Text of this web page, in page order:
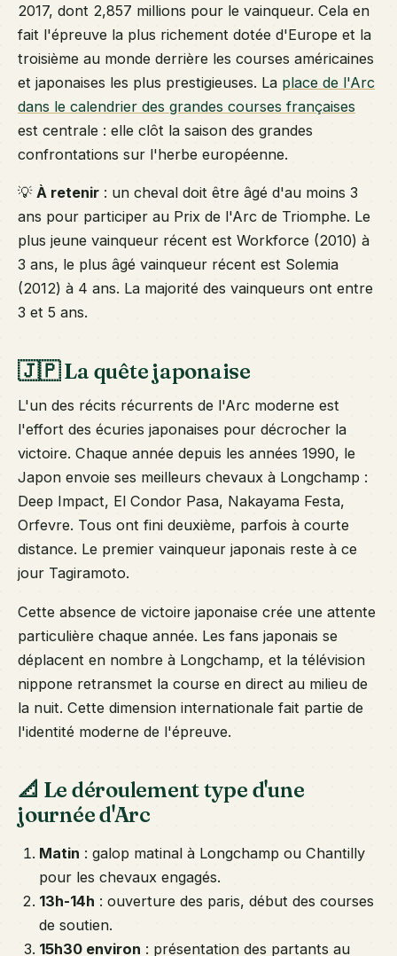
2017, dont 2,857 millions pour le vainqueur. Cela en
fait l'épreuve la plus richement dotée d'Europe et la
troisième au monde derrière les courses américaines
et japonaises les plus prestigieuses. La place de l'Arc
dans le calendrier des grandes courses françaises
est centrale : elle clôt la saison des grandes
confrontations sur l'herbe européenne.
💡 À retenir : un cheval doit être âgé d'au moins 3
ans pour participer au Prix de l'Arc de Triomphe. Le
plus jeune vainqueur récent est Workforce (2010) à
3 ans, le plus âgé vainqueur récent est Solemia
(2012) à 4 ans. La majorité des vainqueurs ont entre
3 et 5 ans.
🇯🇵 La quête japonaise
L'un des récits récurrents de l'Arc moderne est
l'effort des écuries japonaises pour décrocher la
victoire. Chaque année depuis les années 1990, le
Japon envoie ses meilleurs chevaux à Longchamp :
Deep Impact, El Condor Pasa, Nakayama Festa,
Orfevre. Tous ont fini deuxième, parfois à courte
distance. Le premier vainqueur japonais reste à ce
jour Tagiramoto.
Cette absence de victoire japonaise crée une attente
particulière chaque année. Les fans japonais se
déplacent en nombre à Longchamp, et la télévision
nippone retransmet la course en direct au milieu de
la nuit. Cette dimension internationale fait partie de
l'identité moderne de l'épreuve.
📐 Le déroulement type d'une
journée d'Arc
Matin : galop matinal à Longchamp ou Chantilly
pour les chevaux engagés.
13h-14h : ouverture des paris, début des courses
de soutien.
15h30 environ : présentation des partants au